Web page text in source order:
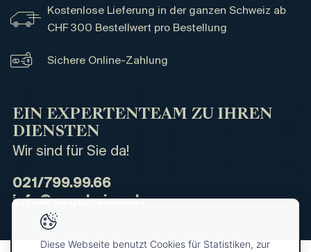
Kostenlose Lieferung in der ganzen Schweiz ab
CHF 300 Bestellwert pro Bestellung
Sichere Online-Zahlung
EIN EXPERTENTEAM ZU IHREN
DIENSTEN
Wir sind für Sie da!
021/799.99.66
info@vogel-vins.ch
Diese Webseite benutzt Cookies für Statistiken, zur